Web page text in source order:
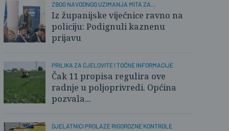
ZBOG NAVODNOG UZIMANJA MITA ZA
ZAPOŠLJAVANJE
Iz županijske vijećnice ravno na
policiju: Podignuli kaznenu
prijavu
PRILIKA ZA CJELOVITE I TOČNE INFORMACIJE
Čak 11 propisa regulira ove
radnje u poljoprivredi. Općina
pozvala...
DJELATNICI PROLAZE RIGOROZNE KONTROLE